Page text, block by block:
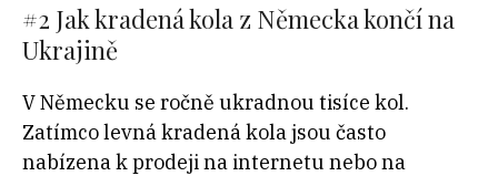
#2 Jak kradená kola z Německa končí na
Ukrajině
V Německu se ročně ukradnou tisíce kol.
Zatímco levná kradená kola jsou často
nabízena k prodeji na internetu nebo na